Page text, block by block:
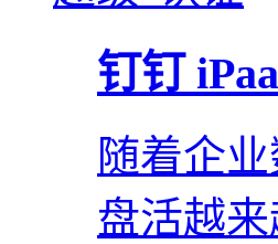
钉钉
随着企
盘活越